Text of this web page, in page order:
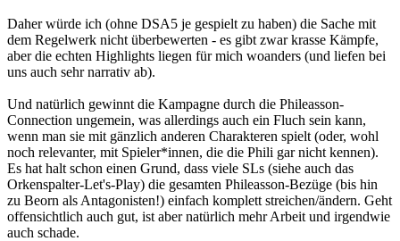
Daher würde ich (ohne DSA5 je gespielt zu haben) die Sache mit
dem Regelwerk nicht überbewerten - es gibt zwar krasse Kämpfe,
aber die echten Highlights liegen für mich woanders (und liefen bei
uns auch sehr narrativ ab).
Und natürlich gewinnt die Kampagne durch die Phileasson-
Connection ungemein, was allerdings auch ein Fluch sein kann,
wenn man sie mit gänzlich anderen Charakteren spielt (oder, wohl
noch relevanter, mit Spieler*innen, die die Phili gar nicht kennen).
Es hat halt schon einen Grund, dass viele SLs (siehe auch das
Orkenspalter-Let's-Play) die gesamten Phileasson-Bezüge (bis hin
zu Beorn als Antagonisten!) einfach komplett streichen/ändern. Geht
offensichtlich auch gut, ist aber natürlich mehr Arbeit und irgendwie
auch schade.